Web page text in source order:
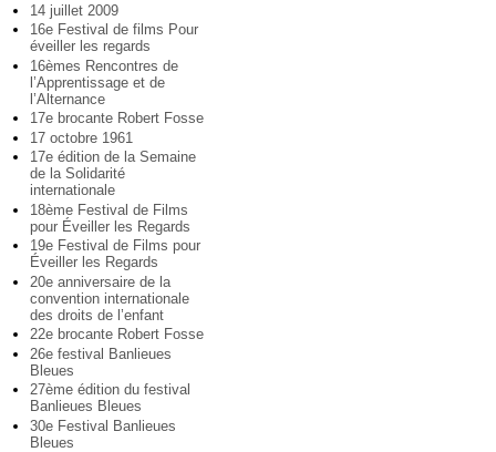
14 juillet 2009
16e Festival de films Pour
éveiller les regards
16èmes Rencontres de
l’Apprentissage et de
l’Alternance
17e brocante Robert Fosse
17 octobre 1961
17e édition de la Semaine
de la Solidarité
internationale
18ème Festival de Films
pour Éveiller les Regards
19e Festival de Films pour
Éveiller les Regards
20e anniversaire de la
convention internationale
des droits de l’enfant
22e brocante Robert Fosse
26e festival Banlieues
Bleues
27ème édition du festival
Banlieues Bleues
30e Festival Banlieues
Bleues